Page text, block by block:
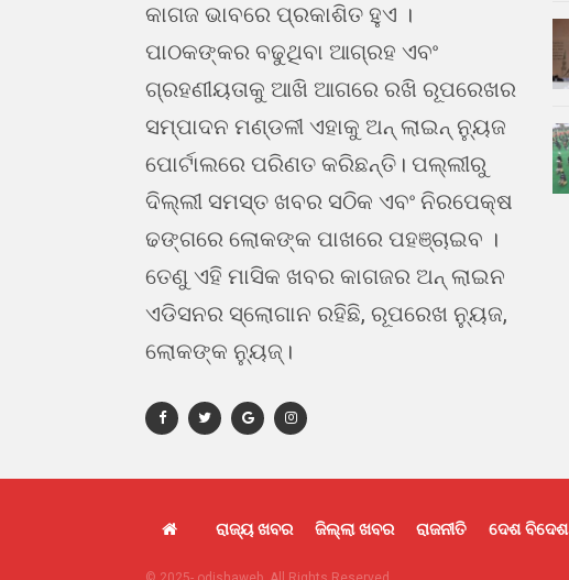
କାଗଜ ଭାବରେ ପ୍ରକାଶିତ ହୁଏ ।
ପାଠକଙ୍କର ବଢୁଥିବା ଆଗ୍ରହ ଏବଂ
ଗ୍ରହଣୀୟତାକୁ ଆଖି ଆଗରେ ରଖି ରୂପରେଖର
ସମ୍ପାଦନ ମଣ୍ଡଳୀ ଏହାକୁ ଅନ୍ ଲାଇନ୍ ନ୍ୟୁଜ
ପୋର୍ଟାଲରେ ପରିଣତ କରିଛନ୍ତି। ପଲ୍ଲୀରୁ
ଦିଲ୍ଲୀ ସମସ୍ତ ଖବର ସଠିକ ଏବଂ ନିରପେକ୍ଷ
ଢଙ୍ଗରେ ଲୋକଙ୍କ ପାଖରେ ପହଞ୍ଚାଇବ ।
ତେଣୁ ଏହି ମାସିକ ଖବର କାଗଜର ଅନ୍ ଲାଇନ
ଏଡିସନର ସ୍ଲୋଗାନ ରହିଛି, ରୂପରେଖ ନ୍ୟୁଜ,
ଲୋକଙ୍କ ନ୍ୟୁଜ୍।
ରାଜ୍ୟ ଖବର ଜିଲ୍ଲା ଖବର ରାଜନୀତି ଦେଶ ବିଦେଶ